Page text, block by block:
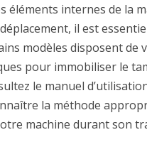
éléments internes de la
il est
modèles disposent de
pour immobiliser le
le manuel
la méthode
machine durant son